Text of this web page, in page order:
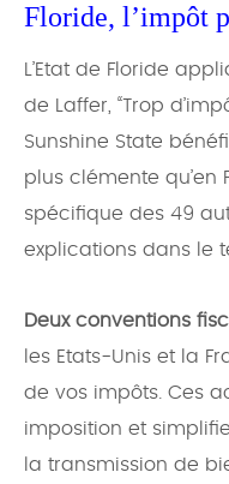
Floride, l’impôt
L’Etat de Floride
de Laffer, “Trop
Sunshine State
plus clémente qu’en
spécifique des 49
explications dans le
Deux conventions
les Etats-Unis et la
de vos impôts. Ces
imposition et
la transmission de